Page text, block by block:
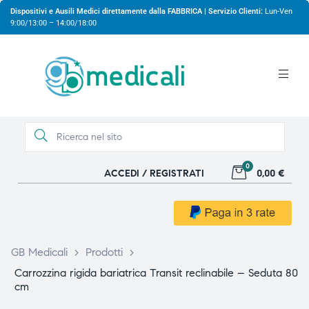
Dispositivi e Ausili Medici direttamente dalla FABBRICA | Servizio Clienti: Lun-Ven
9:00/13:00 – 14:00/18:00
ACCEDI / REGISTRATI
0
0,00 €
GB Medicali > Prodotti
>
Carrozzina rigida bariatrica Transit reclinabile – Seduta 80
cm